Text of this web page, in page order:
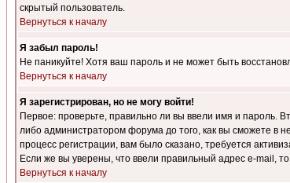
скрытый пользователь.
Вернуться к началу
Я забыл пароль!
Не паникуйте! Хотя ваш пароль и не может быть
Вернуться к началу
Я зарегистрирован, но не могу войти!
Первое: проверьте, правильно ли вы ввели имя и пароль.
либо администратором форума до того, как вы сможете в
процесс регистрации, вам было сказано, требуется
Если же вы уверены, что ввели правильный адрес e-mail,
Вернуться к началу